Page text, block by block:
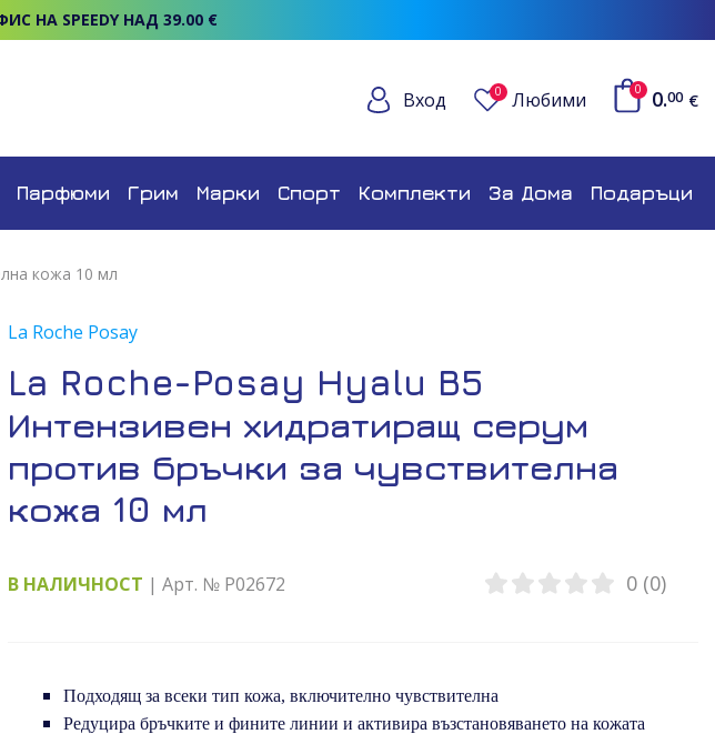
НА SPEEDY НАД 39.00 €
Вход 0 Любими 0 0.00 €
Парфюми Грим Марки Спорт Комплекти За Дома Подаръци
кожа 10 мл
La Roche Posay
La Roche-Posay Hyalu B5
Интензивен хидратиращ серум
против бръчки за чувствителна
кожа 10 мл
В НАЛИЧНОСТ | Арт. № P02672 0 (0)
Подходящ за всеки тип кожа, включително чувствителна
Редуцира бръчките и фините линии и активира възстановяването на кожата